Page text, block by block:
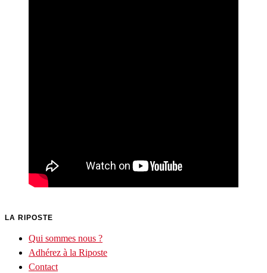
LA RIPOSTE
Qui sommes nous ?
Adhérez à la Riposte
Contact